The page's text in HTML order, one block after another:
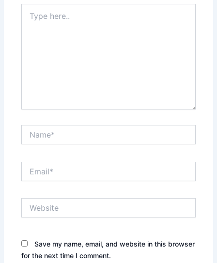
here..
Save my name, email, and website in this browser
for the next time I comment.